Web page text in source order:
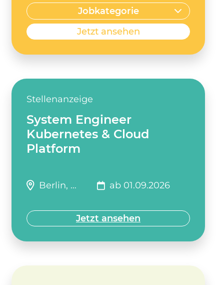
Jobkategorie
Jetzt ansehen
Stellenanzeige
System Engineer
Kubernetes & Cloud
Platform
Berlin, … ab 01.09.2026
Jetzt ansehen